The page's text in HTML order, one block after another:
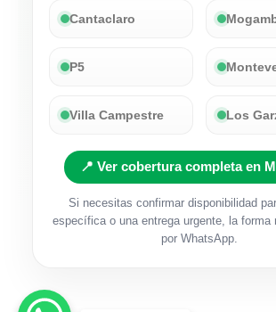
Cantaclaro
P5
Villa Campestre Los
📍 Ver cobertura completa en
Si necesitas confirmar disponibilidad
específica o una entrega urgente, la forma
por WhatsApp.